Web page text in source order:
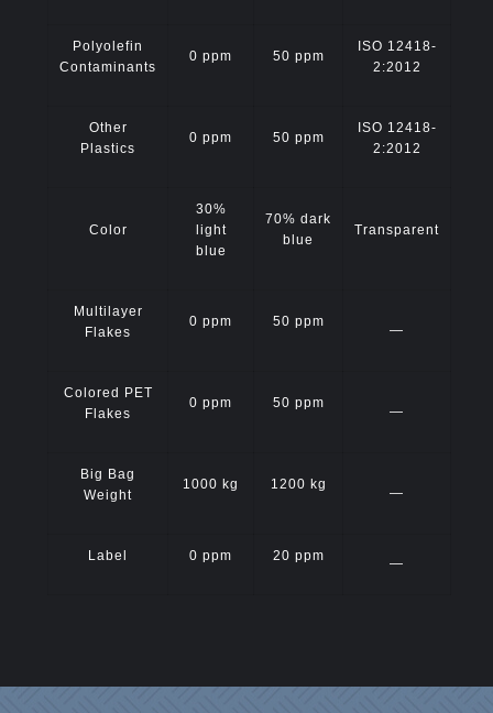
Polyolefin
Contaminants
0 ppm 50 ppm
ISO 12418-
2:2012
Other
Plastics
0 ppm 50 ppm
ISO 12418-
2:2012
Color
30%
light
blue
70% dark
blue
Transparent
Multilayer
Flakes
0 ppm 50 ppm
—
Colored PET
Flakes
0 ppm 50 ppm
—
Big Bag
Weight
1000 kg 1200 kg
—
Label 0 ppm 20 ppm —